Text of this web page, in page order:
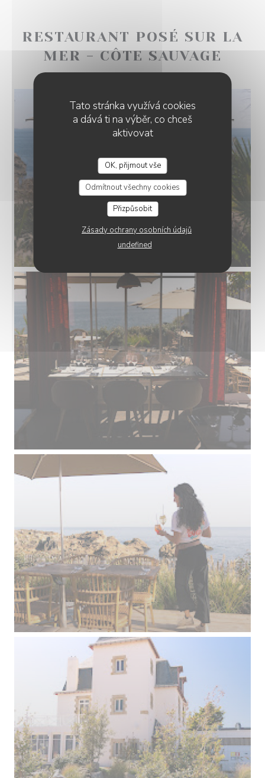
Tato stránka využívá cookies
a dává ti na výběr, co chceš
aktivovat
OK, přijmout vše
Odmítnout všechny cookies
Přizpůsobit
Zásady ochrany osobních údajů
undefined
RESTAURANT POSÉ SUR LA
MER - CÔTE SAUVAGE